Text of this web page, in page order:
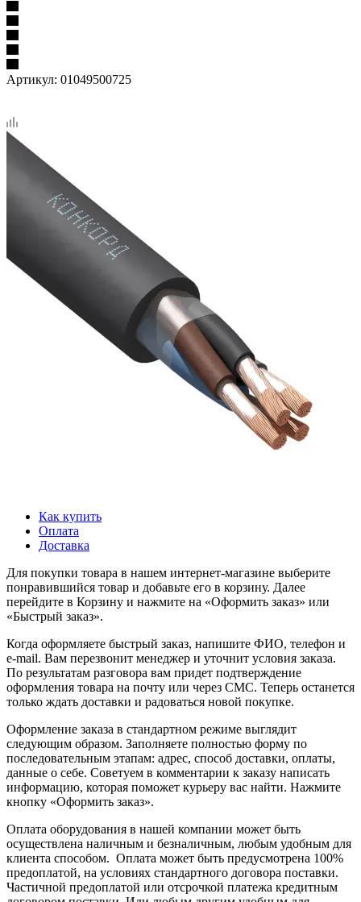
Артикул: 01049500725
Как купить
Оплата
Доставка
Для покупки товара в нашем интернет-магазине выберите
понравившийся товар и добавьте его в корзину. Далее
перейдите в Корзину и нажмите на «Оформить заказ» или
«Быстрый заказ».
Когда оформляете быстрый заказ, напишите ФИО, телефон и
e-mail. Вам перезвонит менеджер и уточнит условия заказа.
По результатам разговора вам придет подтверждение
оформления товара на почту или через СМС. Теперь останется
только ждать доставки и радоваться новой покупке.
Оформление заказа в стандартном режиме выглядит
следующим образом. Заполняете полностью форму по
последовательным этапам: адрес, способ доставки, оплаты,
данные о себе. Советуем в комментарии к заказу написать
информацию, которая поможет курьеру вас найти. Нажмите
кнопку «Оформить заказ».
Оплата оборудования в нашей компании может быть
осуществлена наличным и безналичным, любым удобным для
клиента способом. Оплата может быть предусмотрена 100%
предоплатой, на условиях стандартного договора поставки.
Частичной предоплатой или отсрочкой платежа кредитным